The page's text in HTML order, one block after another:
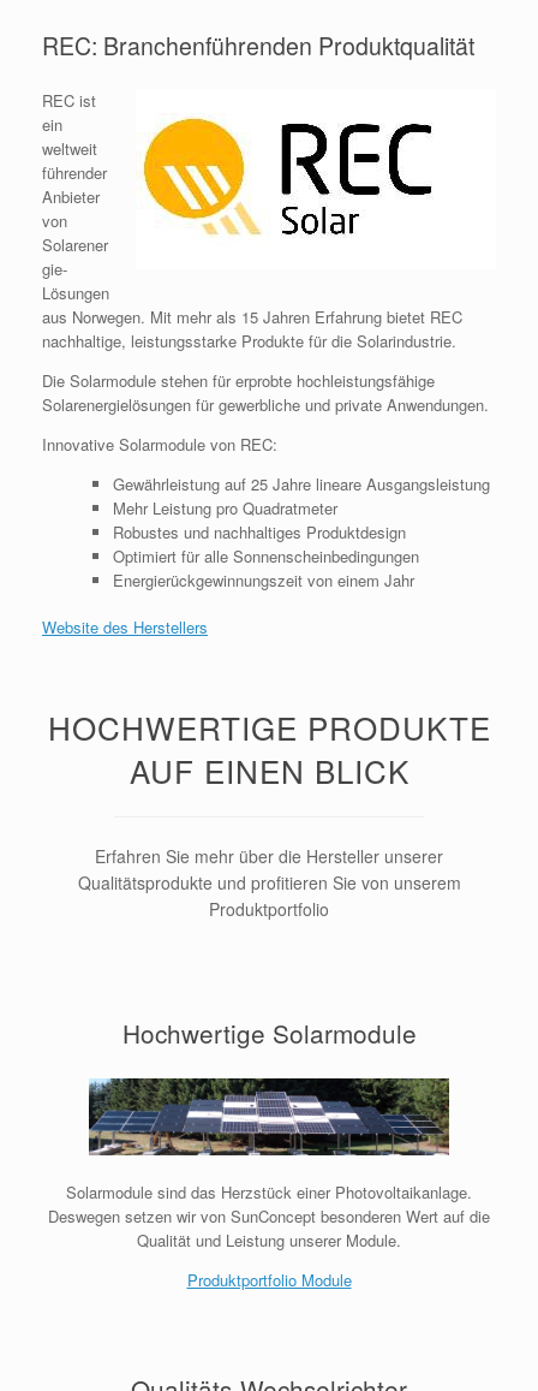
REC: Branchenführenden Produktqualität
REC ist
ein
weltweit
führender
Anbieter
von
Solarener
gie-
Lösungen
aus Norwegen. Mit mehr als 15 Jahren Erfahrung bietet REC
nachhaltige, leistungsstarke Produkte für die Solarindustrie.
Die Solarmodule stehen für erprobte hochleistungsfähige
Solarenergielösungen für gewerbliche und private Anwendungen.
Innovative Solarmodule von REC:
Gewährleistung auf 25 Jahre lineare Ausgangsleistung
Mehr Leistung pro Quadratmeter
Robustes und nachhaltiges Produktdesign
Optimiert für alle Sonnenscheinbedingungen
Energierückgewinnungszeit von einem Jahr
Website des Herstellers
HOCHWERTIGE PRODUKTE
AUF EINEN BLICK
Erfahren Sie mehr über die Hersteller unserer
Qualitätsprodukte und profitieren Sie von unserem
Produktportfolio
Hochwertige Solarmodule
Solarmodule sind das Herzstück einer Photovoltaikanlage.
Deswegen setzen wir von SunConcept besonderen Wert auf die
Qualität und Leistung unserer Module.
Produktportfolio Module